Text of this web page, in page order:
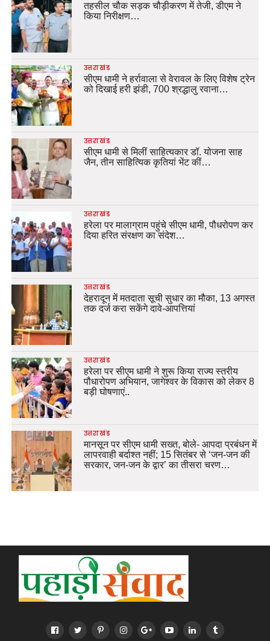
तहसील चौक सड़क चौड़ीकरण में तेजी, डीएम ने
किया निरीक्षण…
उत्तराखंड
सीएम धामी ने हर्रावाला से वेरावल के लिए विशेष ट्रेन
को दिखाई हरी झंडी, 700 श्रद्धालु रवाना…
उत्तराखंड
सीएम धामी से मिलीं साहित्यकार डॉ. योजना साह
जैन, तीन साहित्यिक कृतियां भेंट कीं…
उत्तराखंड
हरेला पर मालाग्राम पहुंचे सीएम धामी, पौधरोपण कर
दिया हरित संरक्षण का संदेश…
उत्तराखंड
देहरादून में मतदाता सूची सुधार का मौका, 13 अगस्त
तक दर्ज करा सकेंगे दावे-आपत्तियां
उत्तराखंड
हरेला पर सीएम धामी ने शुरू किया राज्य स्तरीय
पौधारोपण अभियान, जागेश्वर के विकास को लेकर 8
बड़ी घोषणाएं..
उत्तराखंड
मानसून पर सीएम धामी सख्त, बोले- आपदा प्रबंधन में
लापरवाही बर्दाश्त नहीं; 15 सितंबर से ‘जन-जन की
सरकार, जन-जन के द्वार’ का तीसरा चरण…